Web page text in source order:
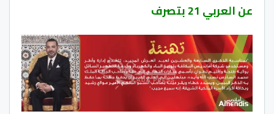
عن العربي 21 بتصرف